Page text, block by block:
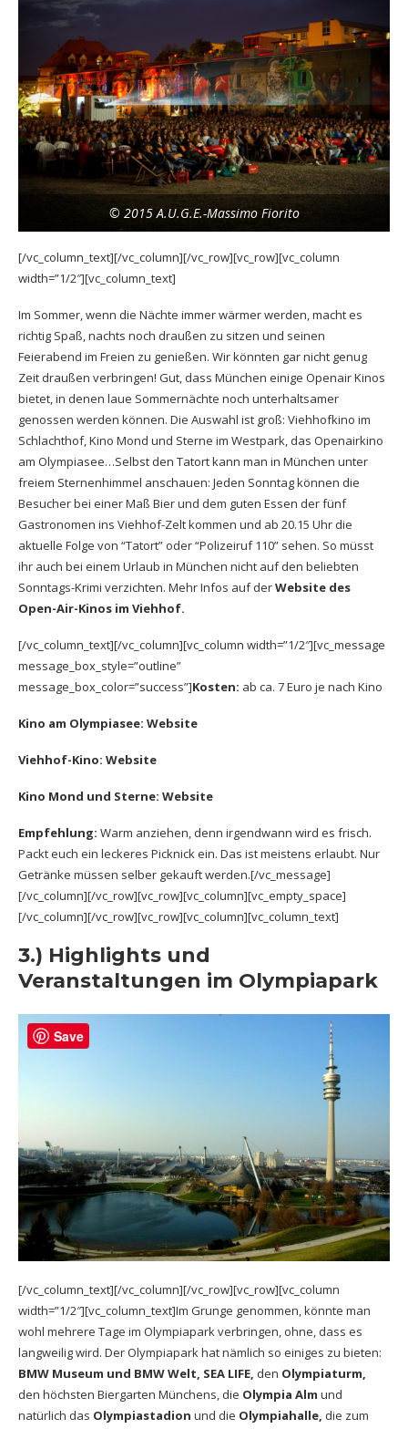
© 2015 A.U.G.E.-Massimo Fiorito
[/vc_column_text][/vc_column][/vc_row][vc_row][vc_column
width=”1/2″][vc_column_text]
Im Sommer, wenn die Nächte immer wärmer werden, macht es
richtig Spaß, nachts noch draußen zu sitzen und seinen
Feierabend im Freien zu genießen. Wir könnten gar nicht genug
Zeit draußen verbringen! Gut, dass München einige Openair Kinos
bietet, in denen laue Sommernächte noch unterhaltsamer
genossen werden können. Die Auswahl ist groß: Viehhofkino im
Schlachthof, Kino Mond und Sterne im Westpark, das Openairkino
am Olympiasee…Selbst den Tatort kann man in München unter
freiem Sternenhimmel anschauen: Jeden Sonntag können die
Besucher bei einer Maß Bier und dem guten Essen der fünf
Gastronomen ins Viehhof-Zelt kommen und ab 20.15 Uhr die
aktuelle Folge von “Tatort” oder “Polizeiruf 110” sehen. So müsst
ihr auch bei einem Urlaub in München nicht auf den beliebten
Sonntags-Krimi verzichten. Mehr Infos auf derWebsite des
Open-Air-Kinos im Viehhof.
[/vc_column_text][/vc_column][vc_column width=”1/2″][vc_message
message_box_style=”outline”
message_box_color=”success”]Kosten: ab ca. 7 Euro je nach Kino
Kino am Olympiasee: Website
Viehhof-Kino: Website
Kino Mond und Sterne: Website
Empfehlung: Warm anziehen, denn irgendwann wird es frisch.
Packt euch ein leckeres Picknick ein. Das ist meistens erlaubt. Nur
Getränke müssen selber gekauft werden.[/vc_message]
[/vc_column][/vc_row][vc_row][vc_column][vc_empty_space]
[/vc_column][/vc_row][vc_row][vc_column][vc_column_text]
3.) Highlights und
Veranstaltungen im Olympiapark
[/vc_column_text][/vc_column][/vc_row][vc_row][vc_column
width=”1/2″][vc_column_text]Im Grunge genommen, könnte man
wohl mehrere Tage im Olympiapark verbringen, ohne, dass es
langweilig wird. Der Olympiapark hat nämlich so einiges zu bieten:
BMW Museum und BMW Welt, SEA LIFE, den Olympiaturm,
den höchsten Biergarten Münchens, die Olympia Alm und
natürlich das Olympiastadion und die Olympiahalle, die zum
Save